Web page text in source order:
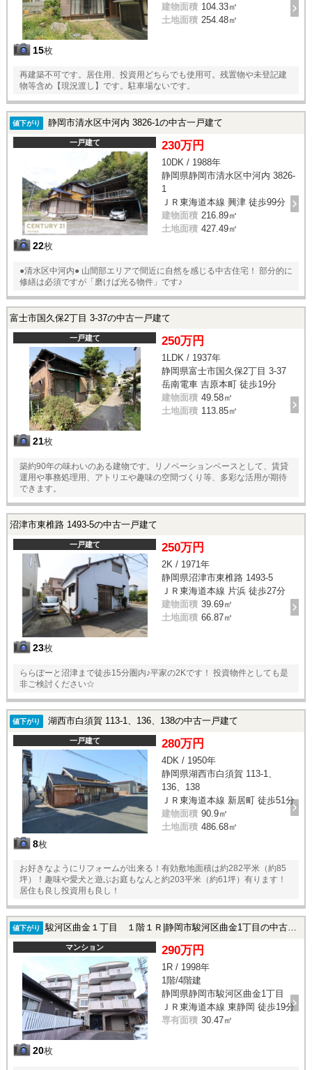
15枚
建物面積 104.33㎡
土地面積 254.48㎡
再建築不可です。居住用、投資用どちらでも使用可。残置物や未登記建
物等含め【現況渡し】です。駐車場ないです。
値下がり 静岡市清水区中河内 3826-1の中古一戸建て
一戸建て
22枚
230万円
10DK / 1988年
静岡県静岡市清水区中河内 3826-
1
ＪＲ東海道本線 興津 徒歩99分
建物面積 216.89㎡
土地面積 427.49㎡
●清水区中河内● 山間部エリアで間近に自然を感じる中古住宅！ 部分的に
修繕は必須ですが「磨けば光る物件」です♪
富士市国久保2丁目 3-37の中古一戸建て
一戸建て
21枚
250万円
1LDK / 1937年
静岡県富士市国久保2丁目 3-37
岳南電車 吉原本町 徒歩19分
建物面積 49.58㎡
土地面積 113.85㎡
築約90年の味わいのある建物です。リノベーションベースとして、賃貸
運用や事務処理用、アトリエや趣味の空間づくり等、多彩な活用が期待
できます。
沼津市東椎路 1493-5の中古一戸建て
一戸建て
23枚
250万円
2K / 1971年
静岡県沼津市東椎路 1493-5
ＪＲ東海道本線 片浜 徒歩27分
建物面積 39.69㎡
土地面積 66.87㎡
ららぽーと沼津まで徒歩15分圏内♪平家の2Kです！ 投資物件としても是
非ご検討ください☆
値下がり 湖西市白須賀 113-1、136、138の中古一戸建て
一戸建て
8枚
280万円
4DK / 1950年
静岡県湖西市白須賀 113-1、
136、138
ＪＲ東海道本線 新居町 徒歩51分
建物面積 90.9㎡
土地面積 486.68㎡
お好きなようにリフォームが出来る！有効敷地面積は約282平米（約85
坪）！趣味や愛犬と遊ぶお庭もなんと約203平米（約61坪）有ります！
居住も良し投資用も良し！
値下がり 駿河区曲金１丁目 １階１Ｒ|静岡市駿河区曲金1丁目の中古マンション
マンション
20枚
290万円
1R / 1998年
1階/4階建
静岡県静岡市駿河区曲金1丁目
ＪＲ東海道本線 東静岡 徒歩19分
専有面積 30.47㎡